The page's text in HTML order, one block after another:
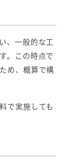
、一般的な工
。この時点で
め、概算で構
で実施しても